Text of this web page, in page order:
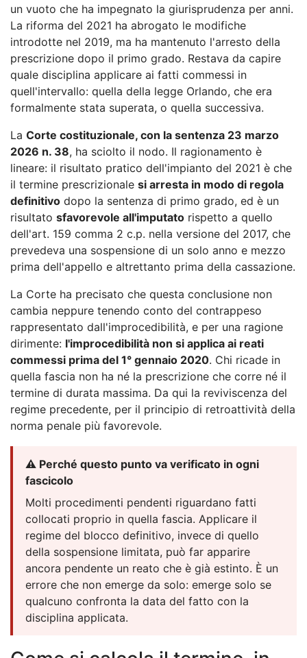
un vuoto che ha impegnato la giurisprudenza per anni.
La riforma del 2021 ha abrogato le modifiche
introdotte nel 2019, ma ha mantenuto l'arresto della
prescrizione dopo il primo grado. Restava da capire
quale disciplina applicare ai fatti commessi in
quell'intervallo: quella della legge Orlando, che era
formalmente stata superata, o quella successiva.
La Corte costituzionale, con la sentenza 23 marzo
2026 n. 38, ha sciolto il nodo. Il ragionamento è
lineare: il risultato pratico dell'impianto del 2021 è che
il termine prescrizionale si arresta in modo di regola
definitivo dopo la sentenza di primo grado, ed è un
risultato sfavorevole all'imputato rispetto a quello
dell'art. 159 comma 2 c.p. nella versione del 2017, che
prevedeva una sospensione di un solo anno e mezzo
prima dell'appello e altrettanto prima della cassazione.
La Corte ha precisato che questa conclusione non
cambia neppure tenendo conto del contrappeso
rappresentato dall'improcedibilità, e per una ragione
dirimente: l'improcedibilità non si applica ai reati
commessi prima del 1° gennaio 2020. Chi ricade in
quella fascia non ha né la prescrizione che corre né il
termine di durata massima. Da qui la reviviscenza del
regime precedente, per il principio di retroattività della
norma penale più favorevole.
⚠️ Perché questo punto va verificato in ogni
fascicolo
Molti procedimenti pendenti riguardano fatti
collocati proprio in quella fascia. Applicare il
regime del blocco definitivo, invece di quello
della sospensione limitata, può far apparire
ancora pendente un reato che è già estinto. È un
errore che non emerge da solo: emerge solo se
qualcuno confronta la data del fatto con la
disciplina applicata.